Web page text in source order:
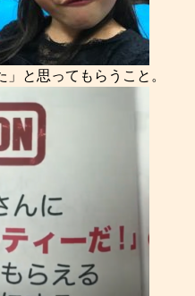
と思ってもらうこと。